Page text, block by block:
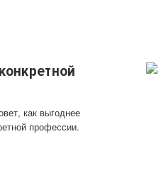
как выгоднее
профессии.